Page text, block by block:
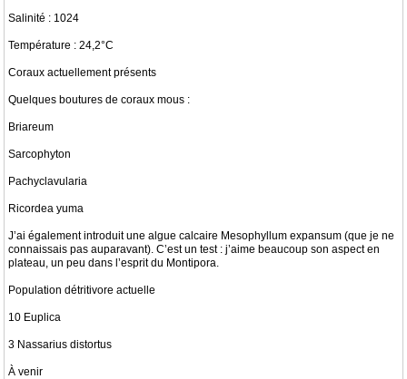
Salinité : 1024
Température : 24,2°C
Coraux actuellement présents
Quelques boutures de coraux mous :
Briareum
Sarcophyton
Pachyclavularia
Ricordea yuma
J’ai également introduit une algue calcaire Mesophyllum expansum (que je ne
connaissais pas auparavant). C’est un test : j’aime beaucoup son aspect en
plateau, un peu dans l’esprit du Montipora.
Population détritivore actuelle
10 Euplica
3 Nassarius distortus
À venir